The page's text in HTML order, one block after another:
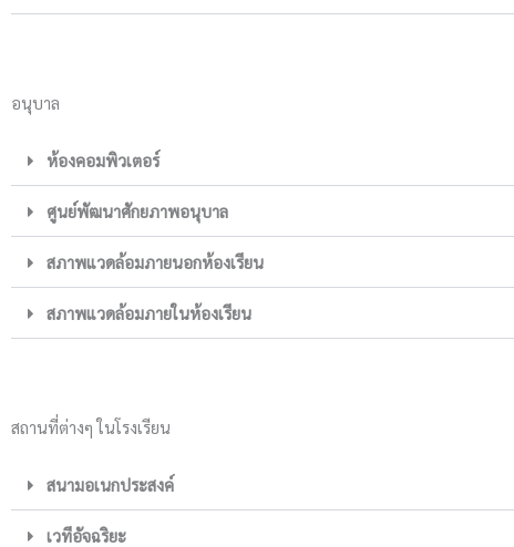
อนุบาล
ห้องคอมพิวเตอร์
ศูนย์พัฒนาศักยภาพอนุบาล
สภาพแวดล้อมภายนอกห้องเรียน
สภาพแวดล้อมภายในห้องเรียน
สถานที่ต่างๆ ในโรงเรียน
สนามอเนกประสงค์
เวทีอัจฉริยะ